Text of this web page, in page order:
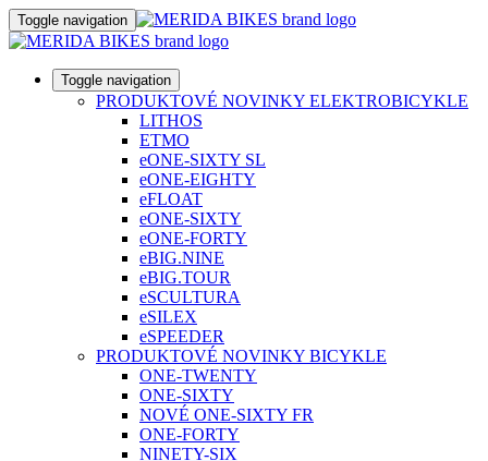
Toggle navigation
Toggle navigation
PRODUKTOVÉ NOVINKY ELEKTROBICYKLE
LITHOS
ETMO
eONE-SIXTY SL
eONE-EIGHTY
eFLOAT
eONE-SIXTY
eONE-FORTY
eBIG.NINE
eBIG.TOUR
eSCULTURA
eSILEX
eSPEEDER
PRODUKTOVÉ NOVINKY BICYKLE
ONE-TWENTY
ONE-SIXTY
NOVÉ ONE-SIXTY FR
ONE-FORTY
NINETY-SIX